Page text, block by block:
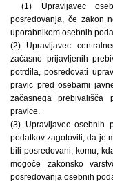
(1) Upravljavec
posredovanja, če zakon
uporabnikom osebnih
(2) Upravljavec
začasno prijavljenih
potrdila, posredovati
pravic pred osebami
začasnega prebivališča
pravice.
(3) Upravljavec osebnih
podatkov zagotoviti, da je
bili posredovani, komu,
mogoče zakonsko
posredovanja osebnih